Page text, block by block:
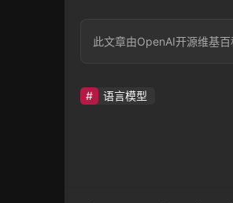
此文章由OpenAI开源维基
语言模型